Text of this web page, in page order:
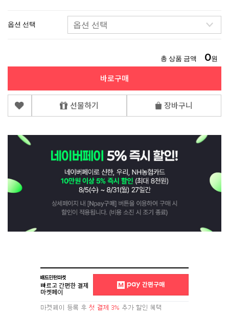
옵션 선택
총 상품 금액 0원
바로구매
선물하기 장바구니